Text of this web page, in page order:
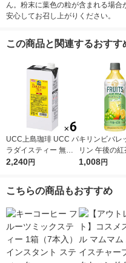
ん。粉末に葉色の粒が含まれる場
安心してお召し上がりください。
この商品と関連するおすす
UCC上島珈琲 UCC パ
ラダイスティー 無糖
1000ml 1箱（6本入）
2,240円
キリンビバレ
リン 午後の紅
TS ＆ ICE
ン 500ml 1セ
1,008円
こちらの商品もおすすめ